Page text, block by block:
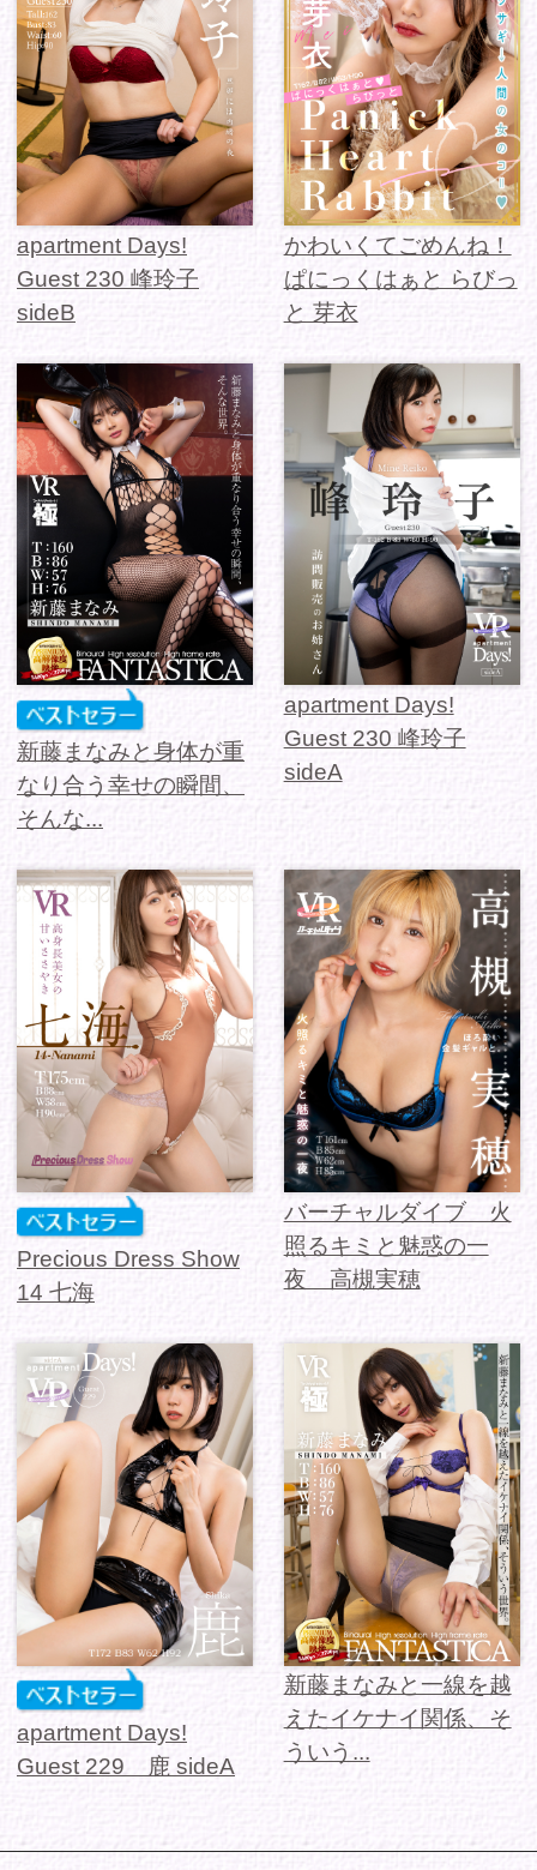
新藤まなみと身体が重
なり合う幸せの瞬間、
apartment Days!
Guest 230 峰玲子
Precious Dress Show
14 七海
バーチャルダイブ 火
照るキミと魅惑の一
夜 高槻実穂
apartment Days!
Guest 229 鹿 sideA
新藤まなみと一線を越
えたイケナイ関係、そ
ういう...
1 / 9
次を読み込む
シリーズから選ぶ
ゾーンから選ぶ